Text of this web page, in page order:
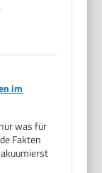
im
was für
Fakten